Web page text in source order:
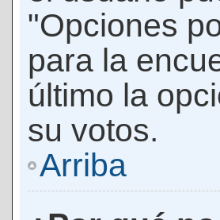
"Opciones
para la
último la
su votos.
Arriba